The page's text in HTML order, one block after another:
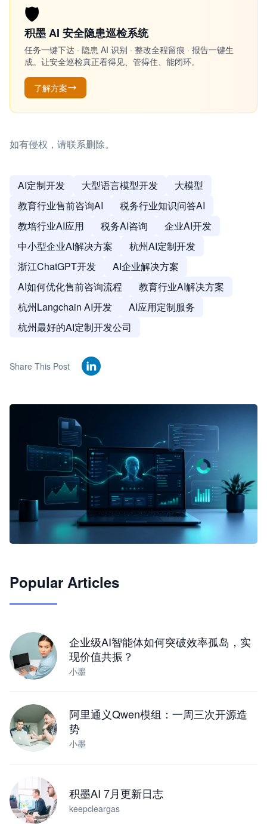
🛡️
积墨 AI 安全隐患巡检系统
任务一键下达 · 隐患 AI 识别 · 整改全程留痕 · 报告一键生
成。让安全巡检真正看得见、管得住、能闭环。
了解方案
如有侵权，请联系删除。
AI定制开发 大型语言模型开发
大模型
教育行业售前咨询AI
税务行业知识问答AI
教培行业AI应用
税务AI咨询
企业AI开发
中小型企业AI解决方案
杭州AI定制开发
浙江ChatGPT开发
AI企业解决方案
AI如何优化售前咨询流程
教育行业AI解决方案
杭州Langchain AI开发
AI应用定制服务
杭州最好的AI定制开发公司
Share This Post
JimoClaw 桌面 AI Agent 工作台
Popular Articles
企业级AI智能体如何突破效率孤岛，实
现价值共振？
小墨
阿里通义Qwen模组：一周三次开源造
势
小墨
积墨AI 7月更新日志
keepcleargas